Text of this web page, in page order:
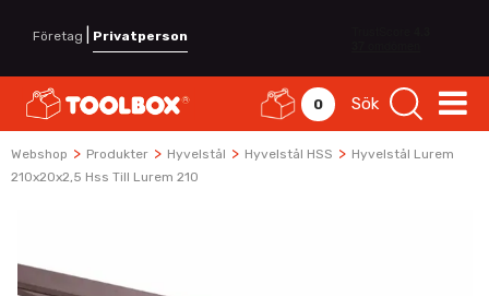
Företag Privatperson
0 Sök
Webshop > Produkter > Hyvelstål > Hyvelstål HSS > Hyvelstål Lurem
210x20x2,5 Hss Till Lurem 210